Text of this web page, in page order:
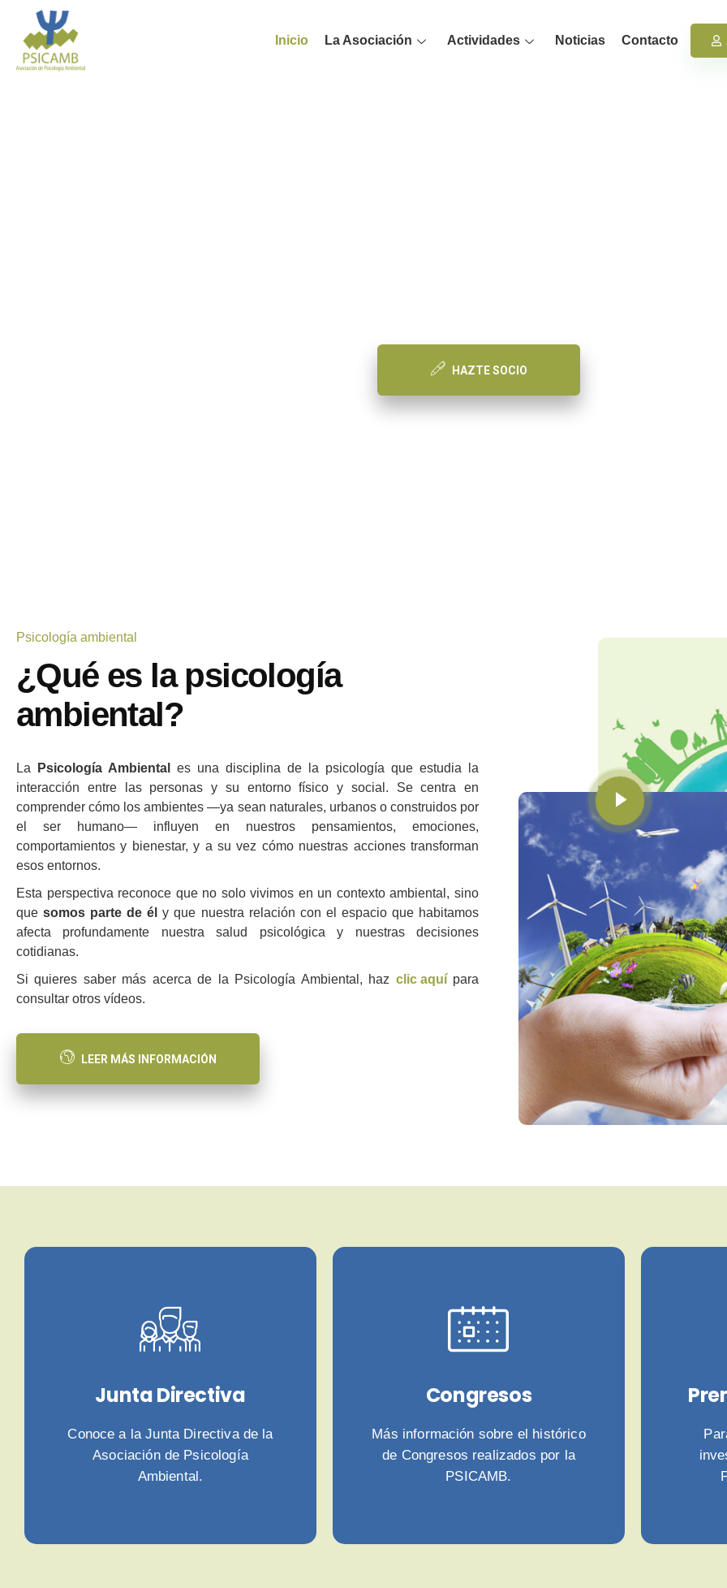
Inicio La Asociación Actividades Noticias Contacto
HAZTE SOCIO
Psicología ambiental
¿Qué es la psicología
ambiental?
La Psicología Ambiental
es una disciplina de la psicología que estudia la
interacción entre las personas y su entorno físico y social. Se centra en
comprender cómo los ambientes —ya sean naturales, urbanos o construidos por
el ser humano— influyen en nuestros pensamientos, emociones,
comportamientos y bienestar, y a su vez cómo nuestras acciones transforman
esos entornos.
Esta perspectiva reconoce que no solo vivimos en un contexto ambiental, sino
quesomos parte de él y que nuestra relación con el espacio que habitamos
afecta profundamente nuestra salud psicológica y nuestras decisiones
cotidianas.
Si quieres saber más acerca de la Psicología Ambiental, haz clic aquípara
consultar otros vídeos.
LEER MÁS INFORMACIÓN
Junta Directiva
Conoce a la Junta Directiva de la
Asociación de Psicología
Ambiental.
Congresos
Más información sobre el histórico
de Congresos realizados por la
PSICAMB.